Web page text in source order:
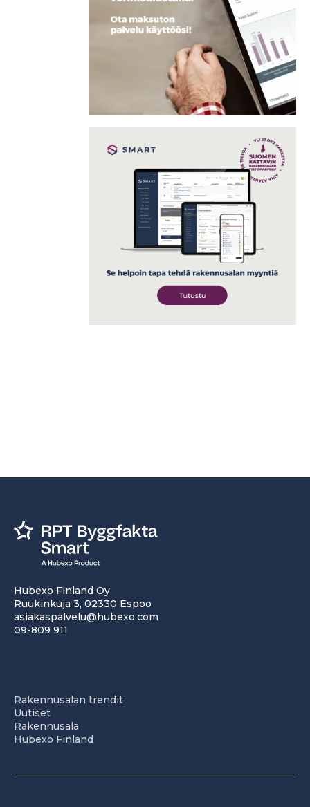
Hubexo Finland Oy
Ruukinkuja 3, 02330 Espoo
asiakaspalvelu@hubexo.com
09-809 911
Rakennusalan trendit
Uutiset
Rakennusala
Hubexo Finland